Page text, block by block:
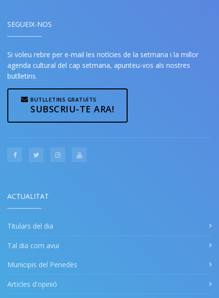
SEGUEIX-NOS
Si voleu rebre per e-mail les notícies de la setmana i la millor
agenda cultural del cap setmana, apunteu-vos als nostres
butlletins.
BUTLLETINS GRATUÏTS
SUBSCRIU-TE ARA!
ACTUALITAT
Titulars del dia
Tal dia com avui
Municipis del Penedès
Articles d'opinió